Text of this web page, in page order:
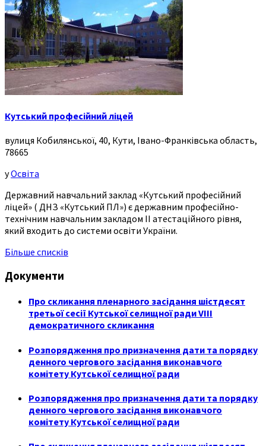
Кутський професійний ліцей
вулиця Кобилянської, 40, Кути, Івано-Франківська область,
78665
уОсвіта
Державний навчальний заклад «Кутський професійний
ліцей» ( ДНЗ «Кутський ПЛ») є державним професійно-
технічним навчальним закладом ІІ атестаційного рівня,
який входить до системи освіти України.
Більше списків
Документи
Про скликання пленарного засідання шістдесят
третьої сесії Кутської селищної ради VIII
демократичного скликання
Розпорядження про призначення дати та порядку
денного чергового засідання виконавчого
комітету Кутської селищної ради
Розпорядження про призначення дати та порядку
денного чергового засідання виконавчого
комітету Кутської селищної ради